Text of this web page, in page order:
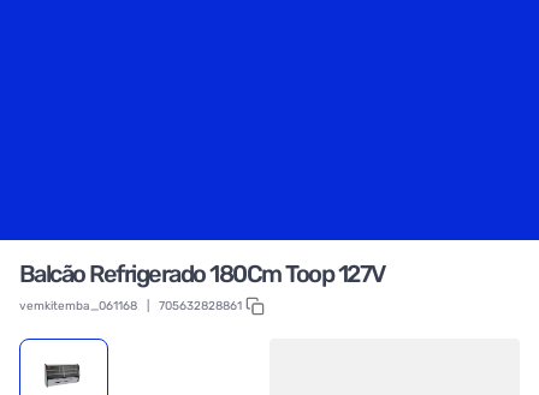
Balcão Refrigerado 180Cm Toop 127V
vemkitemba_061168 705632828861